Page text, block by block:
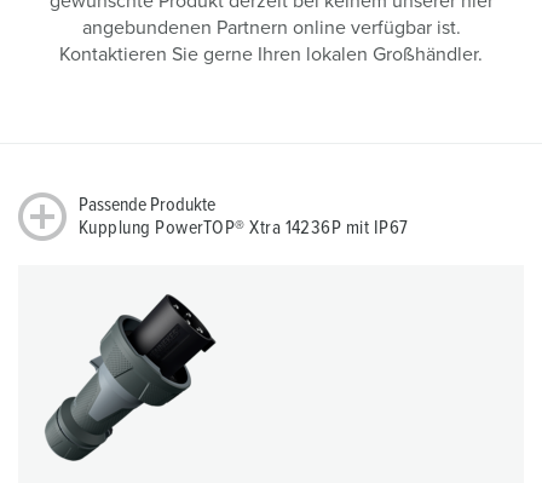
angebundenen Partnern online verfügbar ist.
Kontaktieren Sie gerne Ihren lokalen Großhändler.
Passende Produkte
Kupplung PowerTOP® Xtra 14236P mit IP67